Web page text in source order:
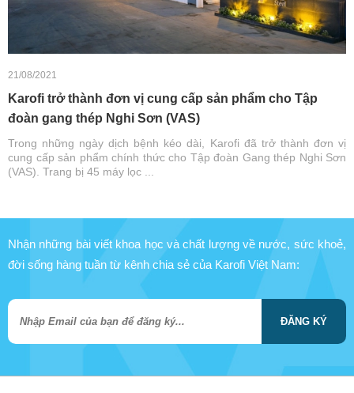
21/08/2021
Karofi trở thành đơn vị cung cấp sản phẩm cho Tập
đoàn gang thép Nghi Sơn (VAS)
Trong những ngày dịch bệnh kéo dài, Karofi đã trở thành đơn vị
cung cấp sản phẩm chính thức cho Tập đoàn Gang thép Nghi Sơn
(VAS). Trang bị 45 máy lọc ...
Nhận những bài viết khoa học và chất lượng về nước, sức khoẻ,
đời sống hàng tuần từ kênh chia sẻ của Karofi Việt Nam:
ĐĂNG KÝ